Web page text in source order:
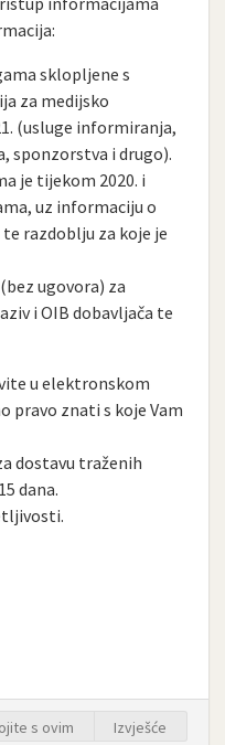
sklopljene s
za medijsko
(usluge informiranja,
sponzorstva i drugo).
je tijekom 2020. i
uz informaciju o
razdoblju za koje je
ugovora) za
i OIB dobavljača te
u elektronskom
znati s koje Vam
dostavu traženih
dana.
s ovim Izvješće